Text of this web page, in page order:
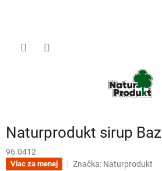
Naturprodukt sirup
96.0412
Viac za menej Značka: Naturprodukt